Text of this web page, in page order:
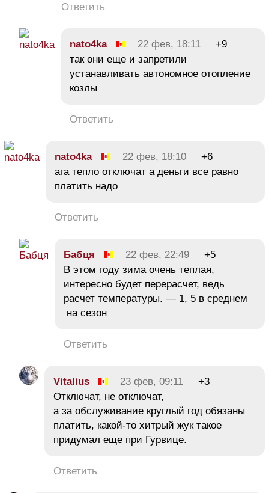
Ответить
nato4ka 22 фев, 18:11
+9
так они еще и запретили
устанавливать автономное отопление
козлы
Ответить
nato4ka 22 фев, 18:10
+6
ага тепло отключат а деньги все равно
платить надо
Ответить
Бабця 22 фев, 22:49
+5
В этом году зима очень теплая,
интересно будет перерасчет, ведь
расчет температуры. — 1, 5 в среднем
на сезон
Ответить
Vitalius 23 фев, 09:11
+3
Отключат, не отключат,
а за обслуживание круглый год обязаны
платить, какой-то хитрый жук такое
придумал еще при Гурвице.
Ответить